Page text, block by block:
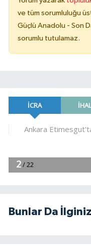
ve tüm sorumluluğu
Güçlü Anadolu - Son
sorumlu tutulamaz.
Bunlar Da